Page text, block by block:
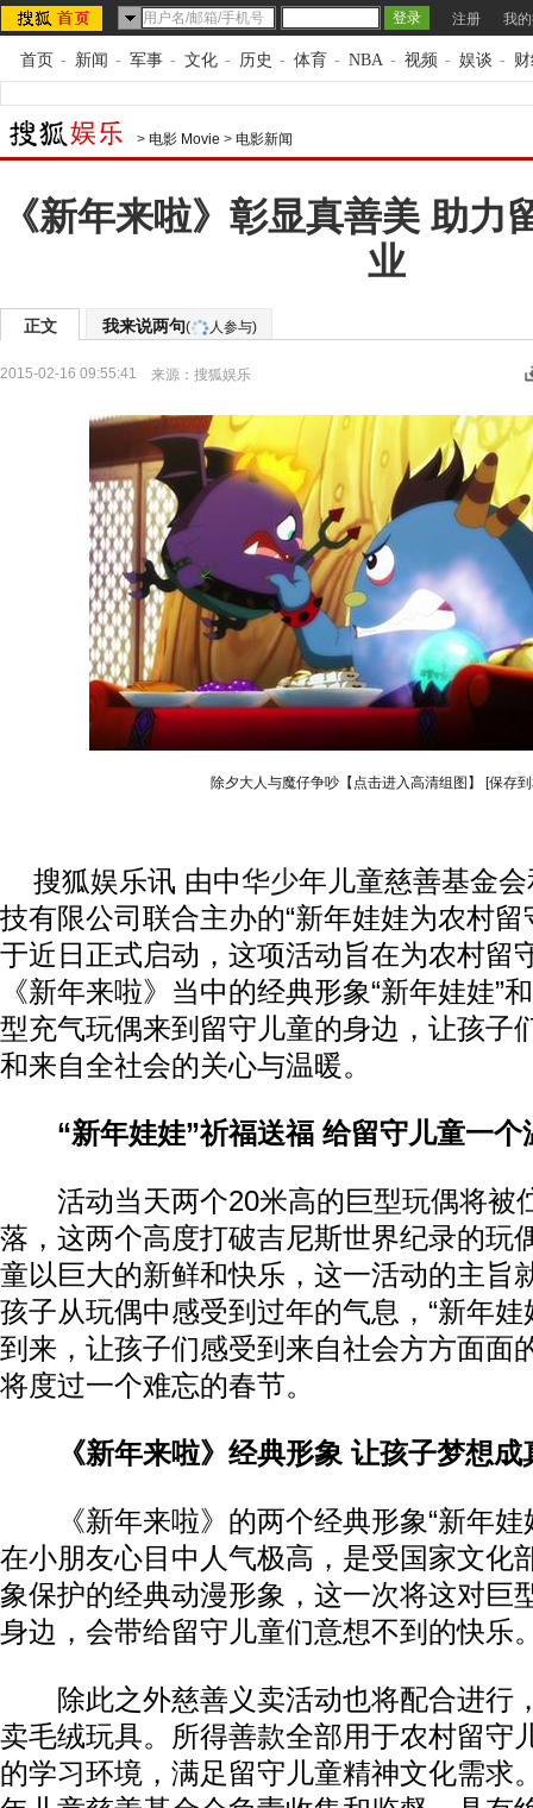
注册 我
首页 - 新闻 - 军事 - 文化 - 历史 - 体育 - NBA - 视频 - 娱谈 -
> 电影 Movie > 电影新闻
《新年来啦》彰显真善美 助力
业
正文 我来说两句( 人参与)
2015-02-16 09:55:41 来源： 搜狐娱乐
除夕大人与魔仔争吵【点击进入高清组图】 [保存
搜狐娱乐讯 由中华少年儿童慈善基金
技有限公司联合主办的“新年娃娃为农村留
于近日正式启动，这项活动旨在为农村留
《新年来啦》当中的经典形象“新年娃娃”
型充气玩偶来到留守儿童的身边，让孩子
和来自全社会的关心与温暖。
“新年娃娃”祈福送福 给留守儿童一个
活动当天两个20米高的巨型玩偶将被
落，这两个高度打破吉尼斯世界纪录的玩
童以巨大的新鲜和快乐，这一活动的主旨
孩子从玩偶中感受到过年的气息，“新年娃
到来，让孩子们感受到来自社会方方面面
将度过一个难忘的春节。
《新年来啦》经典形象 让孩子梦想成
《新年来啦》的两个经典形象“新年娃
在小朋友心目中人气极高，是受国家文化
象保护的经典动漫形象，这一次将这对巨
身边，会带给留守儿童们意想不到的快乐
除此之外慈善义卖活动也将配合进行
卖毛绒玩具。所得善款全部用于农村留守
的学习环境，满足留守儿童精神文化需求